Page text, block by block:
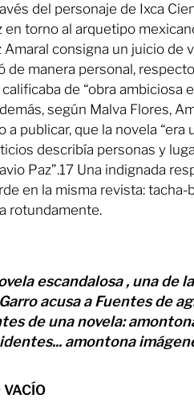
del personaje de Ixca
en torno al arquetipo
Amaral consigna un juicio de
de manera personal,
calificaba de “obra ambiciosa
según Malva Flores,
a publicar, que la novela “era
describía personas y
Paz”.17 Una indignada
en la misma revista: tacha-
rotundamente.
escandalosa , una de
acusa a Fuentes de
de una novela:
amontona